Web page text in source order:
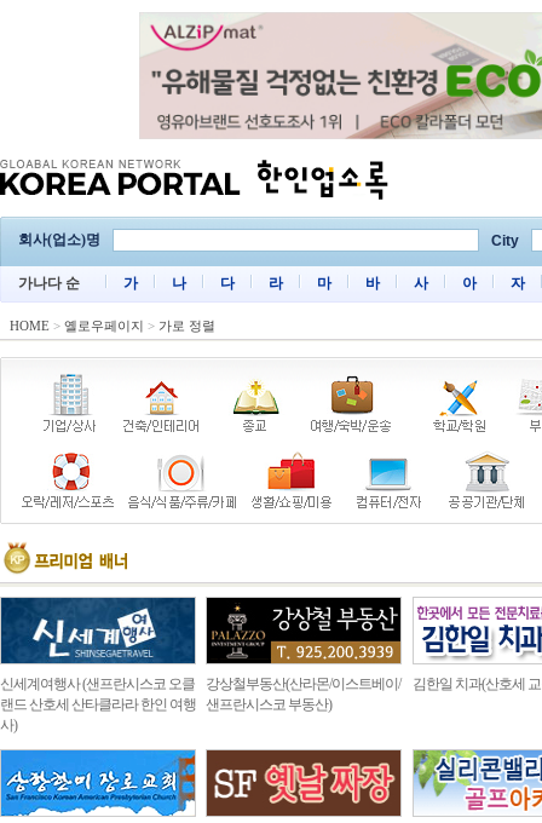
회사(업소)명 City
가나다 순 가 나 다 라 마 바 사 아 자
HOME > 옐로우페이지 > 가로 정렬
신세계여행사 (샌프란시스코 오클
랜드 산호세 산타클라라 한인 여행
사)
강상철부동산(산라몬/이스트베이/
샌프란시스코 부동산)
김한일 치과(산호세